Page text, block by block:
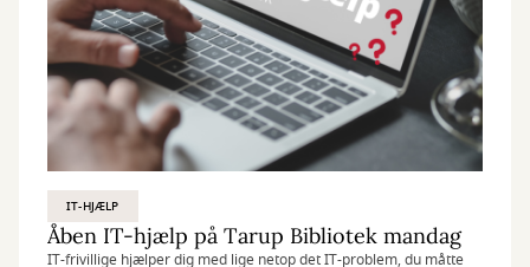
IT-HJÆLP
Åben IT-hjælp på Tarup Bibliotek mandag
IT-frivillige hjælper dig med lige netop det IT-problem, du måtte